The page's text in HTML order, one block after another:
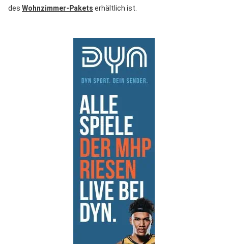
des Wohnzimmer-Pakets erhältlich ist.